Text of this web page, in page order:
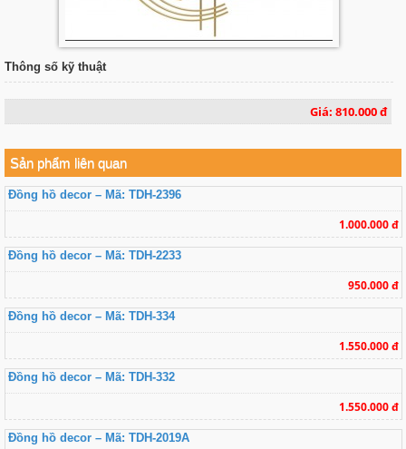
Thông số kỹ thuật
Giá: 810.000 đ
Sản phẩm liên quan
Đồng hồ decor – Mã: TDH-2396
1.000.000 đ
Đồng hồ decor – Mã: TDH-2233
950.000 đ
Đồng hồ decor – Mã: TDH-334
1.550.000 đ
Đồng hồ decor – Mã: TDH-332
1.550.000 đ
Đồng hồ decor – Mã: TDH-2019A